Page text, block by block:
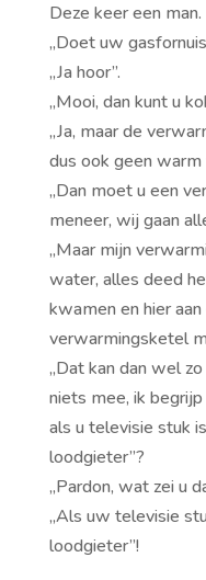
Deze keer een man.
,,Doet uw
,,Ja hoor”.
,,Mooi, dan kunt u
,,Ja, maar de
dus ook geen warm
,,Dan moet u een
meneer, wij gaan
,,Maar mijn
water, alles deed
kwamen en hier
verwarmingsketel
,,Dat kan dan wel
niets mee, ik
als u televisie stuk
loodgieter”?
,,Pardon, wat zei u
,,Als uw televisie
loodgieter”!